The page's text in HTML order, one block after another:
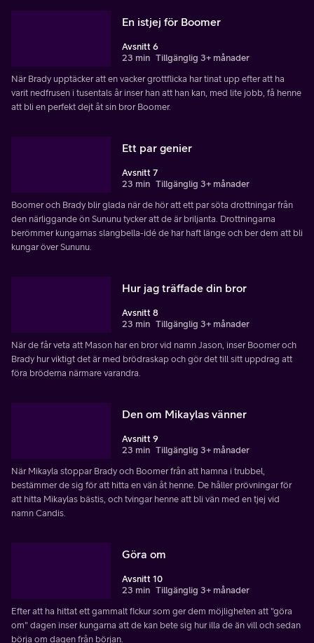
En istjej för Boomer
Avsnitt 6
23 min Tillgänglig 3+ månader
När Brady upptäcker att en vacker grottflicka har tinat upp efter att ha
varit nedfrusen i tusentals år inser han att han kan, med lite jobb, få henne
att bli en perfekt dejt åt sin bror Boomer.
Ett par genier
Avsnitt 7
23 min Tillgänglig 3+ månader
Boomer och Brady blir glada när de hör att ett par söta drottningar från
den närliggande ön Sununu tycker att de är briljanta. Drottningarna
berömmer kungarnas slangbella-idé de har haft länge och ber dem att bli
kungar över Sununu.
Hur jag träffade din bror
Avsnitt 8
23 min Tillgänglig 3+ månader
När de får veta att Mason har en bror vid namn Jason, inser Boomer och
Brady hur viktigt det är med brödraskap och gör det till sitt uppdrag att
föra bröderna närmare varandra.
Den om Mikaylas vänner
Avsnitt 9
23 min Tillgänglig 3+ månader
När Mikayla stoppar Brady och Boomer från att hamna i trubbel,
bestämmer de sig för att hitta en vän åt henne. De håller prövningar för
att hitta Mikaylas bästis, och tvingar henne att bli vän med en tjej vid
namn Candis.
Göra om
Avsnitt 10
23 min Tillgänglig 3+ månader
Efter att ha hittat ett gammalt fickur som ger dem möjligheten att "göra
om" dagen inser kungarna att de kan bete sig hur illa de än vill och sedan
börja om dagen från början.